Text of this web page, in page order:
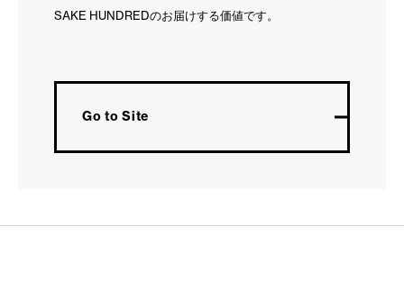
SAKE HUNDREDのお届けする価値です。
Go to Site